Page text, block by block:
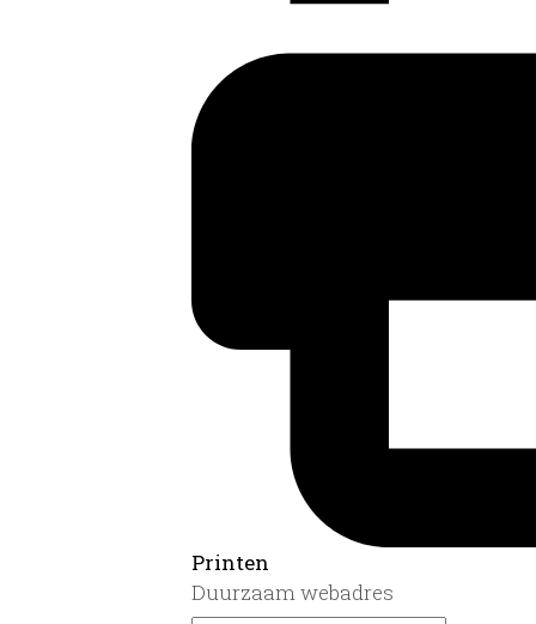
Printen
Duurzaam webadres